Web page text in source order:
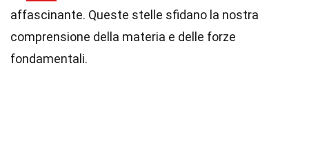
affascinante. Queste stelle sfidano la nostra
comprensione della materia e delle forze
fondamentali.